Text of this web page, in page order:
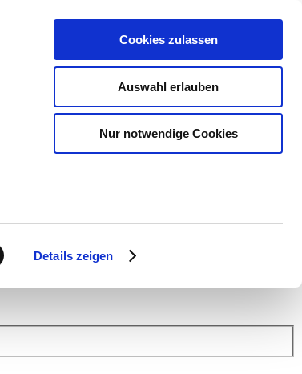
Details zeigen
Cookies zulassen
Auswahl erlauben
Nur notwendige Cookies